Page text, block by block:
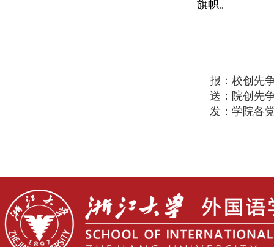
旗帜。
报：校创先
送：院创先
发：学院各